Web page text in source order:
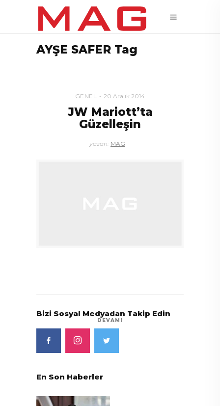
AYŞE SAFER Tag
GENEL 20 Aralık 2014
JW Mariott’ta
Güzelleşin
yazan: MAG
DEVAMI
Bizi Sosyal Medyadan Takip Edin
En Son Haberler